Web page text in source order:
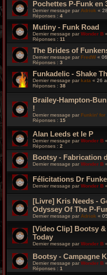
Pochettes P-Funk en
Dernier message par Adriok «
Réponses : 4
Mutiny - Funk Road
Dernier message parWonder B «
Réponses : 11
The Brides of
Dernier message par FredW «
Réponses : 3
Funkadelic - Shake
Dernier message parkata « 26
Réponses : 38
Brailey-Hampton-
!
Dernier message par Funkin' for
Réponses : 15
Alan Leeds et le P
Dernier message parWonder B «
Réponses : 2
Bootsy - Fabrication
Dernier message par Wonder B «
Félicitations Dr
Dernier message parWonder B «
[Livre] Kris Needs -
Odyssey Of The P-
Dernier message par Adriok «
[Video Clip] Bootsy
Today
Dernier message par Wonder B «
Bootsy - Campagne
Dernier message par Wonder B «
Réponses : 1